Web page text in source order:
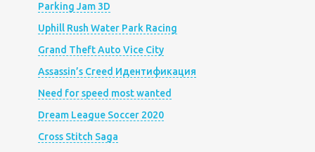
Parking Jam 3D
Uphill Rush Water Park Racing
Grand Theft Auto Vice City
Assassin’s Creed Идентификация
Need for speed most wanted
Dream League Soccer 2020
Cross Stitch Saga